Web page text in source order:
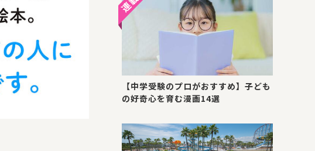
【中学受験のプロがおすすめ】子ども
の好奇心を育む漫画14選